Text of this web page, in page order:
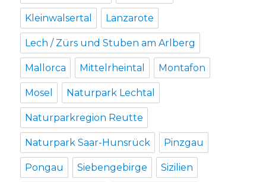
Kleinwalsertal Lanzarote
Lech / Zürs und Stuben am Arlberg
Mallorca Mittelrheintal Montafon
Mosel Naturpark Lechtal
Naturparkregion Reutte
Naturpark Saar-Hunsrück Pinzgau
Pongau Siebengebirge Sizilien